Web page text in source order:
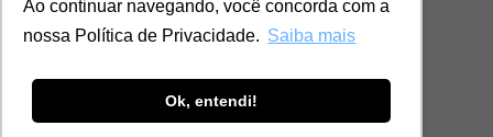
Ao continuar navegando, você concorda com a
nossa Política de Privacidade. Saiba mais
Ok, entendi!